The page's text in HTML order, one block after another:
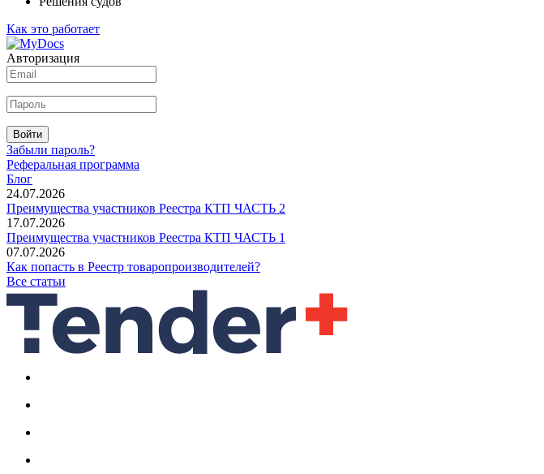
Как это работает
Авторизация
Войти
Забыли пароль?
Реферальная программа
Блог
24.07.2026
Преимущества участников Реестра КТП ЧАСТЬ 2
17.07.2026
Преимущества участников Реестра КТП ЧАСТЬ 1
07.07.2026
Как попасть в Реестр товаропроизводителей?
Все статьи